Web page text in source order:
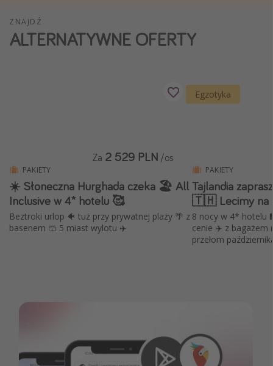
Weekend dla dwojga
City Break
Więcej tematów
Newsy, ciekawostki, porady podróżnicze
Najlepsze aplikacje podróżnicze
Kalendarz podróży
ZNAJDŹ
ALTERNATYWNE OFERTY
PAKIETY
☀️ Słoneczna Hurghada czeka 🏖️ All
Inclusive w 4* hotelu 🥰
Beztroki urlop 🐠 tuż przy prywatnej plaży 🌴 z
basenem 🩳 5 miast wylotu ✈️
Za 2 529 PLN /os
Egzotyka
PAKIETY
Tajlandia
🇹🇭 Lecimy na
8 nocy w 4* hotelu 🏨
cenie ✈️ z bagażem
przełom